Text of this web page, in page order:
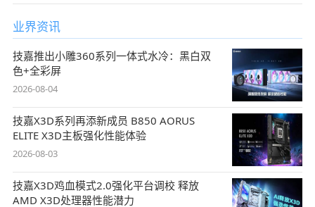
业界资讯
技嘉推出小雕360系列一体式水冷：黑白双
色+全彩屏
2026-08-04
技嘉X3D系列再添新成员 B850 AORUS
ELITE X3D主板强化性能体验
2026-08-03
技嘉X3D鸡血模式2.0强化平台调校 释放
AMD X3D处理器性能潜力